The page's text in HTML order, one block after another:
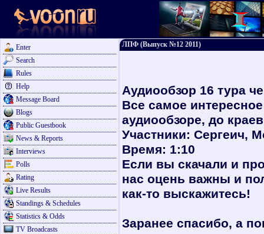
Enter
Search
Rules
Help
Message Board
Blogs
Public Guestbook
News & Reports
Interviews
Polls
Rating
Live Results
Standings & Schedules
Statistics & Odds
TV Broadcasts
ЛПФ (Выпуск №12 2011)
Аудиообзор 16 тура
Все самое
аудиообзоре, до
Участники: Сергеич,
Время: 1:10
Если вы скачали и
нас оцень важны и
как-то выскажитесь!
Заранее спасибо, а